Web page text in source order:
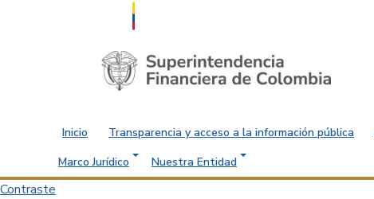
Saltar al contenido principal
Inicio Transparencia y acceso a la información pública
Marco Jurídico
Nuestra Entidad
Contraste